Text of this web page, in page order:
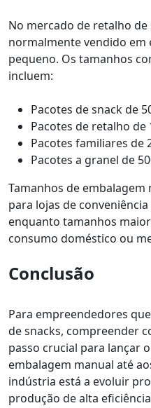
No mercado de retalho de
normalmente vendido em
pequeno. Os tamanhos
incluem:
Pacotes de snack de
Pacotes de retalho de
Pacotes familiares de
Pacotes a granel de
Tamanhos de
para lojas de
enquanto tamanhos
consumo doméstico ou
Conclusão
Para empreendedores
de snacks, compreender
passo crucial para lançar
embalagem manual até
indústria está a evoluir
produção de alta